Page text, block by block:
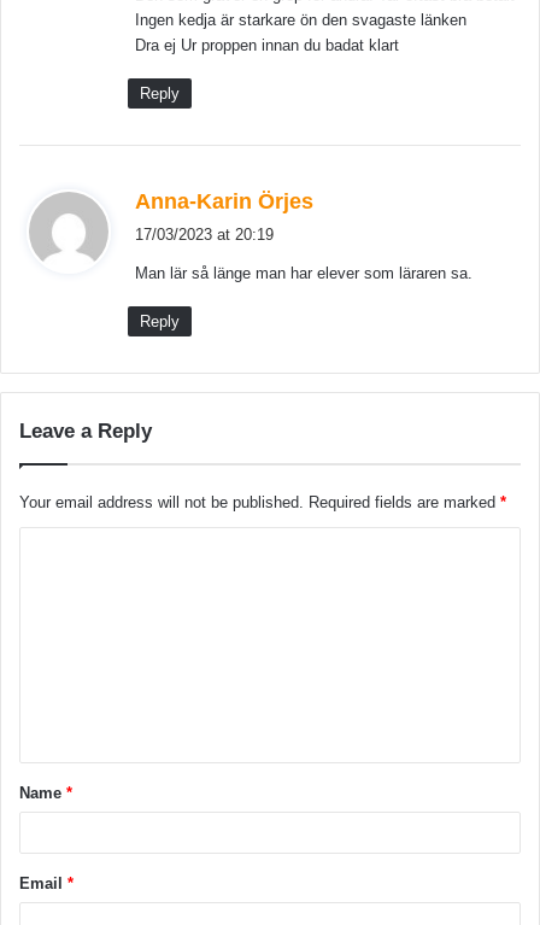
Ingen kedja är starkare ön den svagaste länken
Dra ej Ur proppen innan du badat klart
Reply
Anna-Karin Örjes
s
17/03/2023 at 20:19
Man lär så länge man har elever som läraren sa.
Reply
Leave a Reply
Your email address will not be published. Required fields are marked *
t
*
Name *
Email *